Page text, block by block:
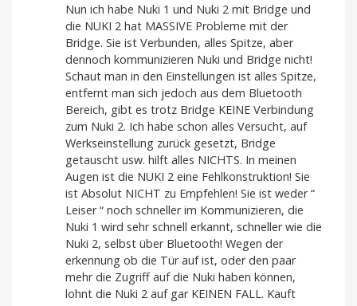
Nun ich habe Nuki 1 und Nuki 2 mit Bridge und
die NUKI 2 hat MASSIVE Probleme mit der
Bridge. Sie ist Verbunden, alles Spitze, aber
dennoch kommunizieren Nuki und Bridge nicht!
Schaut man in den Einstellungen ist alles Spitze,
entfernt man sich jedoch aus dem Bluetooth
Bereich, gibt es trotz Bridge KEINE Verbindung
zum Nuki 2. Ich habe schon alles Versucht, auf
Werkseinstellung zurück gesetzt, Bridge
getauscht usw. hilft alles NICHTS. In meinen
Augen ist die NUKI 2 eine Fehlkonstruktion! Sie
ist Absolut NICHT zu Empfehlen! Sie ist weder “
Leiser “ noch schneller im Kommunizieren, die
Nuki 1 wird sehr schnell erkannt, schneller wie die
Nuki 2, selbst über Bluetooth! Wegen der
erkennung ob die Tür auf ist, oder den paar
mehr die Zugriff auf die Nuki haben können,
lohnt die Nuki 2 auf gar KEINEN FALL. Kauft